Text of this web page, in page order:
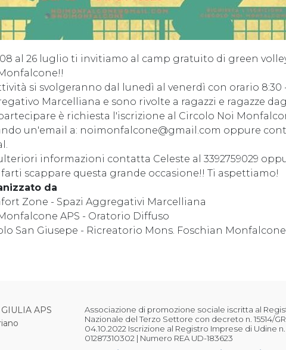
al 26 luglio ti invitiamo al camp gratuito di green
si svolgeranno dal lunedì al venerdì con orario 8:30
Marcelliana e sono rivolte a ragazzi e ragazze
è richiesta l'iscrizione al Circolo Noi
un'email a: noimonfalcone@gmail.com oppure
informazioni contatta Celeste al 3392759029
scappare questa grande occasione!! Ti aspettiamo!
da
Zone - Spazi Aggregativi Marcelliana
APS - Oratorio Diffuso
San Giusepe - Ricreatorio Mons. Foschian Monfalcone
APS
Associazione di promozione sociale iscritta al
Nazionale del Terzo Settore con decreto n. 15514/
04.10.2022 Iscrizione al Registro Imprese di Udine n.
01287310302 | Numero REA UD-183623